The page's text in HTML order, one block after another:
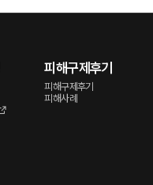
피해구제후기
피해구제후기
피해사례